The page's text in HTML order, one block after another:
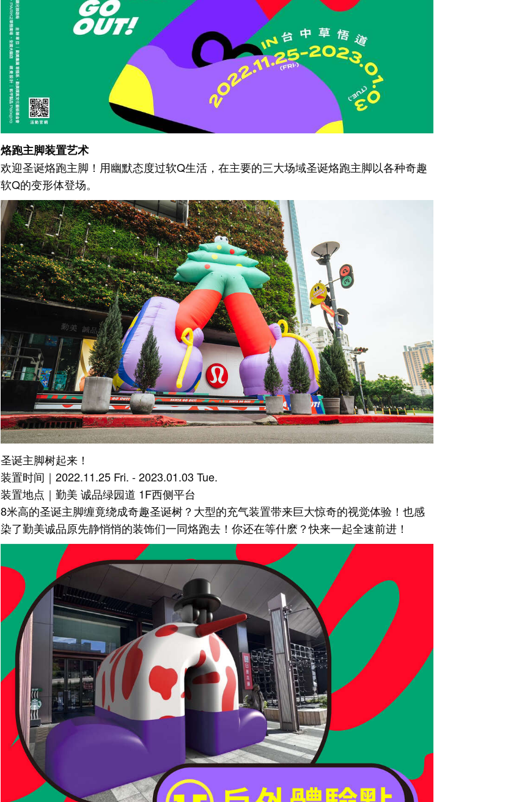
烙跑主脚装置艺术
欢迎圣诞烙跑主脚！用幽默态度过软Q生活，在主要的三大场域圣诞烙跑主脚以各种奇趣
软Q的变形体登场。
圣诞主脚树起来！
装置时间｜2022.11.25 Fri. - 2023.01.03 Tue.
装置地点｜勤美 诚品绿园道 1F西侧平台
8米高的圣诞主脚缠竟绕成奇趣圣诞树？大型的充气装置带来巨大惊奇的视觉体验！也感
染了勤美诚品原先静悄悄的装饰们一同烙跑去！你还在等什麽？快来一起全速前进！